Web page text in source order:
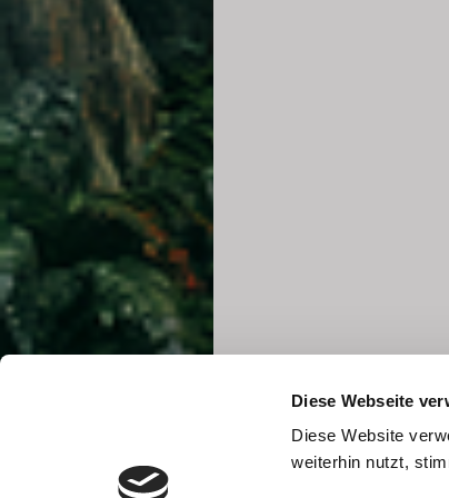
Diese Webseite
Diese Website
weiterhin nutzt,